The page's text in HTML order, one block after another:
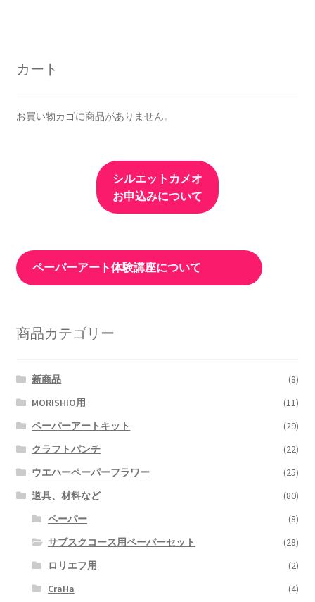
カート
お買い物カゴに商品がありません。
シルエットカメオ
お申込みについて
ペーパーアート体験講座について
商品カテゴリー
新商品
(8)
MORISHIO用
(11)
ペーパーアートキット
(29)
クラフトパンチ
(22)
ウエハーペーパーフラワー
(25)
道具、材料など
(80)
ペーパー
(8)
サブスクコース用ペーパーセット
(28)
ロリエフ用
(2)
CraHa
(4)